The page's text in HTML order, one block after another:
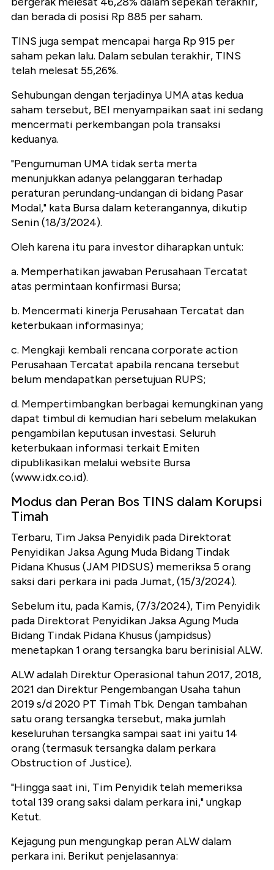
dan berada di posisi Rp 885 per saham.
TINS juga sempat mencapai harga Rp 915 per
saham pekan lalu. Dalam sebulan terakhir, TINS
telah melesat 55,26%.
Sehubungan dengan terjadinya UMA atas kedua
saham tersebut, BEI menyampaikan saat ini sedang
mencermati perkembangan pola transaksi
keduanya.
"Pengumuman UMA tidak serta merta
menunjukkan adanya pelanggaran terhadap
peraturan perundang-undangan di bidang Pasar
Modal," kata Bursa dalam keterangannya, dikutip
Senin (18/3/2024).
Oleh karena itu para investor diharapkan untuk:
a. Memperhatikan jawaban Perusahaan Tercatat
atas permintaan konfirmasi Bursa;
b. Mencermati kinerja Perusahaan Tercatat dan
keterbukaan informasinya;
c. Mengkaji kembali rencana corporate action
Perusahaan Tercatat apabila rencana tersebut
belum mendapatkan persetujuan RUPS;
d. Mempertimbangkan berbagai kemungkinan yang
dapat timbul di kemudian hari sebelum melakukan
pengambilan keputusan investasi. Seluruh
keterbukaan informasi terkait Emiten
dipublikasikan melalui website Bursa
(www.idx.co.id).
Modus dan Peran Bos TINS dalam Korupsi
Timah
Terbaru, Tim Jaksa Penyidik pada Direktorat
Penyidikan Jaksa Agung Muda Bidang Tindak
Pidana Khusus (JAM PIDSUS) memeriksa 5 orang
saksi dari perkara ini pada Jumat, (15/3/2024).
Sebelum itu, pada Kamis, (7/3/2024), Tim Penyidik
pada Direktorat Penyidikan Jaksa Agung Muda
Bidang Tindak Pidana Khusus (jampidsus)
menetapkan 1 orang tersangka baru berinisial ALW.
ALW adalah Direktur Operasional tahun 2017, 2018,
2021 dan Direktur Pengembangan Usaha tahun
2019 s/d 2020 PT Timah Tbk. Dengan tambahan
satu orang tersangka tersebut, maka jumlah
keseluruhan tersangka sampai saat ini yaitu 14
orang (termasuk tersangka dalam perkara
Obstruction of Justice).
"Hingga saat ini, Tim Penyidik telah memeriksa
total 139 orang saksi dalam perkara ini," ungkap
Ketut.
Kejagung pun mengungkap peran ALW dalam
perkara ini. Berikut penjelasannya: